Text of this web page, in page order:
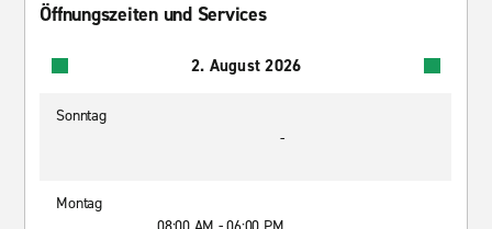
Öffnungszeiten und Services
2. August 2026
Sonntag
-
Montag